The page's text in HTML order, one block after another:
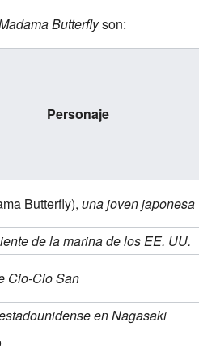
Butterflyson:
Personaje
Butterfly), una joven japonesa
de la marina de los EE. UU.
Cio-Cio San
en Nagasaki